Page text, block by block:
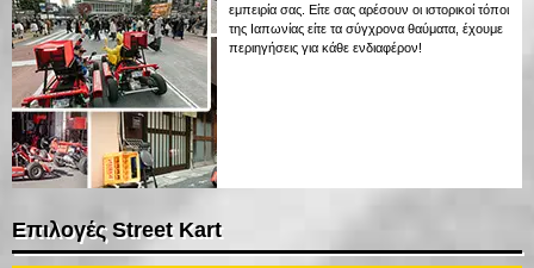
εμπειρία σας. Είτε σας αρέσουν οι ιστορικοί τόποι
της Ιαπωνίας είτε τα σύγχρονα θαύματα, έχουμε
περιηγήσεις για κάθε ενδιαφέρον!
Επιλογές Street Kart